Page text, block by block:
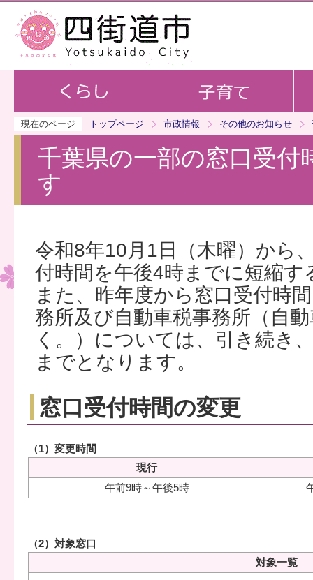
現在のページ トップページ 市政情報 その他のお知らせ
千葉県の一部の窓口受付
す
令和8年10月1日（木曜）から
付時間を午後4時までに短縮
また、昨年度から窓口受付時
務所及び自動車税事務所（自
く。）については、引き続き
までとなります。
窓口受付時間の変更
（1）変更時間
現行
午前9時～午後5時
（2）対象窓口
対象一覧